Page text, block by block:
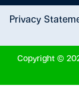
Privacy
Copyright ©